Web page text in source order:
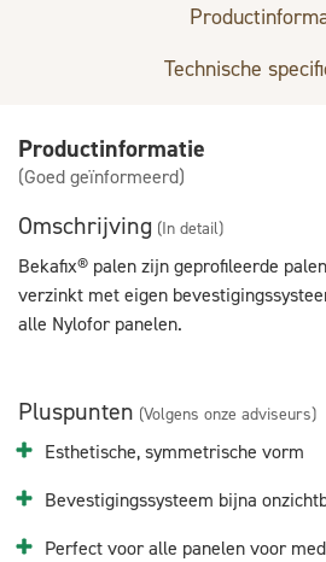
Technische
Productinformatie
(Goed geïnformeerd)
Omschrijving (In detail)
Bekafix® palen zijn geprofileerde
verzinkt met eigen
alle Nylofor panelen.
Pluspunten (Volgens onze adviseurs)
Esthetische, symmetrische vorm
Bevestigingssysteem bijna
Perfect voor alle panelen voor